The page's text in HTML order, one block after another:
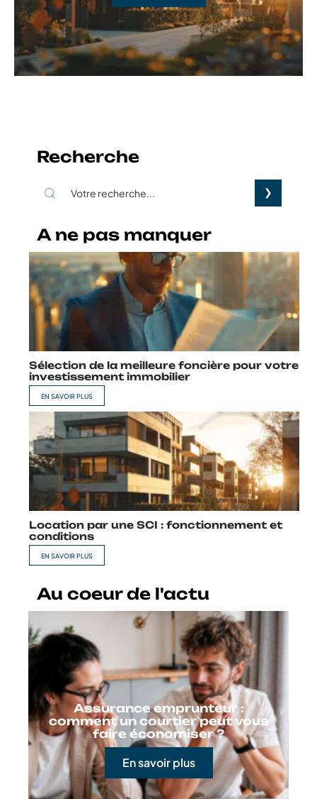
Recherche
A ne pas manquer
Sélection de la meilleure foncière pour votre
investissement immobilier
EN SAVOIR PLUS
Location par une SCI : fonctionnement et
conditions
EN SAVOIR PLUS
Au coeur de l'actu
Assurance emprunteur :
comment un courtier peut vous
faire économiser ?
En savoir plus